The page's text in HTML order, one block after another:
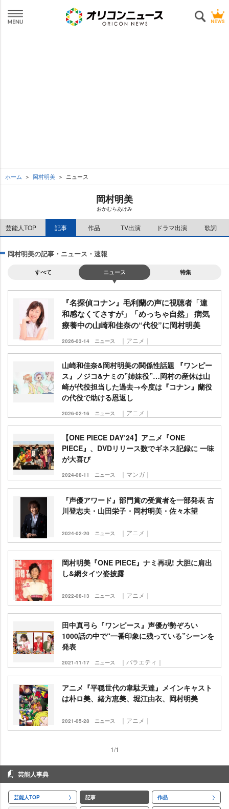
ホーム 岡村明美 ニュース
岡村明美
おかむらあけみ
芸能人TOP 記事 作品 TV出演 ドラマ出演 歌詞
岡村明美の記事・ニュース・速報
すべて ニュース 特集
『名探偵コナン』毛利蘭の声に視聴者「違
和感なくてさすが」「めっちゃ自然」 病気
療養中の山崎和佳奈の“代役”に岡村明美
2026-03-14 ニュース ｜アニメ｜
山崎和佳奈&岡村明美の関係性話題 『ワンピー
ス』ノジコ&ナミの”姉妹役”…岡村の産休は山
崎が代役担当した過去→今度は『コナン』蘭役
の代役で助ける恩返し
2026-02-16 ニュース ｜アニメ｜
【ONE PIECE DAY’24】アニメ『ONE
PIECE』、DVDリリース数でギネス記録に 一味
が大喜び
2024-08-11 ニュース ｜マンガ｜
『声優アワード』部門賞の受賞者を一部発表 古
川登志夫・山田栄子・岡村明美・佐々木望
2024-02-20 ニュース ｜アニメ｜
岡村明美『ONE PIECE』ナミ再現! 大胆に肩出
し&網タイツ姿披露
2022-08-13 ニュース ｜アニメ｜
田中真弓ら『ワンピース』声優が勢ぞろい
1000話の中で“一番印象に残っている”シーンを
発表
2021-11-17 ニュース ｜バラエティ｜
アニメ『平穏世代の韋駄天達』メインキャスト
は朴ロ美、緒方恵美、堀江由衣、岡村明美
2021-05-28 ニュース ｜アニメ｜
1/1
芸能人事典
芸能人TOP 記事 作品